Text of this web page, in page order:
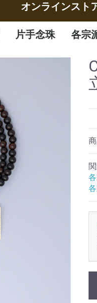
オンラインスト
片手念珠
女性
男性
子供
各宗
曹洞宗
臨済宗
天台宗
真言宗
日蓮宗
浄土宗
浄土